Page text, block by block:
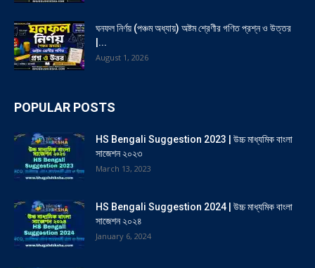
ঘনফল নির্ণয় (পঞ্চম অধ্যায়) অষ্টম শ্রেণীর গণিত প্রশ্ন ও উত্তর
|...
August 1, 2026
POPULAR POSTS
HS Bengali Suggestion 2023 | উচ্চ মাধ্যমিক বাংলা
সাজেশন ২০২৩
March 13, 2023
HS Bengali Suggestion 2024 | উচ্চ মাধ্যমিক বাংলা
সাজেশন ২০২৪
January 6, 2024